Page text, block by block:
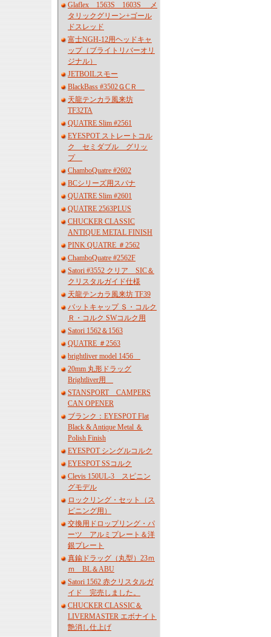
Glaflex 1563S 1603S メ
タリックグリーン+ゴール
ドスレッド
富士NGH-12用ヘッドキャ
ップ（ブライトリバーオリ
ジナル）
JETBOILスモー
BlackBass #3502ＧCＲ
天龍テンカラ風来坊
TF32TA
QUATRE Slim #2561
EYESPOT ストレートコル
ク セミダブル グリッ
プ
ChamboQuatre #2602
BCシリーズ用スパナ
QUATRE Slim #2601
QUATRE 2563PLUS
CHUCKER CLASSIC
ANTIQUE METAL FINISH
PINK QUATRE ＃2562
ChamboQuatre #2562F
Satori #3552 クリア SIC＆
クリスタルガイド仕様
天龍テンカラ風来坊 TF39
バットキャップ Ｓ・コルク
Ｒ・コルク SWコルク用
Satori 1562＆1563
QUATRE ＃2563
brightliver model 1456
20mm 丸形ドラッグ
Brightliver用
STANSPORT CAMPERS
CAN OPENER
ブランク：EYESPOT Flat
Black & Antique Metal ＆
Polish Finish
EYESPOT シングルコルク
EYESPOT SSコルク
Clevis 150UL-3 スピニン
グモデル
ロックリング・セット（ス
ピニング用）
交換用ドロップリング・パ
ーツ アルミプレート＆洋
銀プレート
真鍮ドラッグ（丸型）23ｍ
ｍ BL＆ABU
Satori 1562 赤クリスタルガ
イド 完売しました。
CHUCKER CLASSIC＆
LIVERMASTER エボナイト
艶消し仕上げ